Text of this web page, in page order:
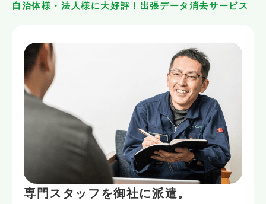
自治体様・法人様に大好評！出張データ消去サービス
専門スタッフを御社に派遣。